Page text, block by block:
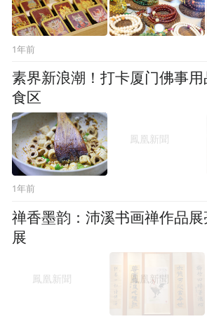
1年前
素界新浪潮！打卡厦门佛事
食区
1年前
禅香墨韵：沛溪书画禅作品
展